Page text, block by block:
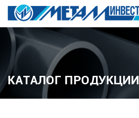
КАТАЛОГ ПРОДУКЦИИ